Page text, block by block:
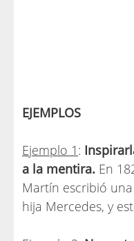
EJEMPLOS
Ejemplo 1 :
a la mentira. En
Martín escribió
hija Mercedes, y